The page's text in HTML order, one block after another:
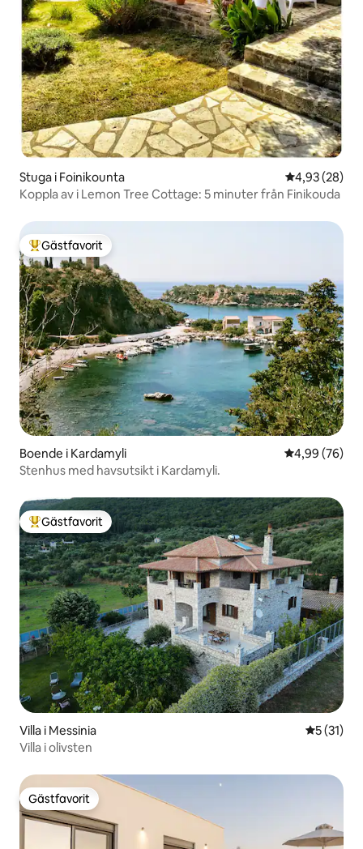
Stuga i Foinikounta 4,93 av 5 i
4,93 (28)
Koppla av i Lemon Tree Cottage: 5 minuter från Finikouda
Populär gästfavorit
Gästfavorit
Boende i Kardamyli 4,99 av 5 i
4,99 (76)
Stenhus med havsutsikt i Kardamyli.
Populär gästfavorit
Gästfavorit
Villa i Messinia 5 av 5 i
5 (31)
Villa i olivsten
Gästfavorit
Gästfavorit